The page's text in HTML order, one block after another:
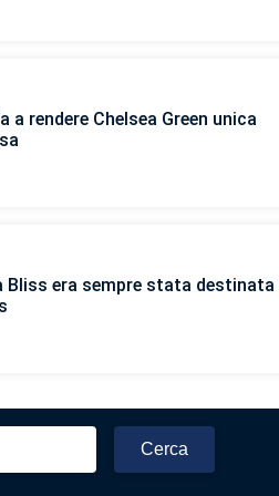
a rendere Chelsea Green unica
Bliss era sempre stata destinata